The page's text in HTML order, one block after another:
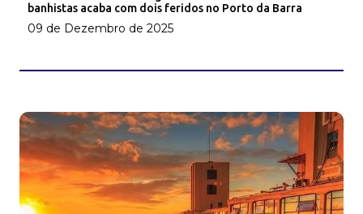
banhistas acaba com dois feridos no Porto da Barra
09 de Dezembro de 2025